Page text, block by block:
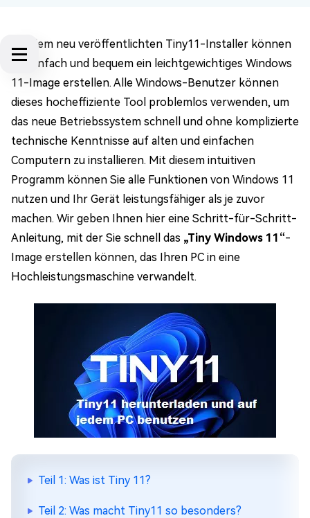
Mit dem neu veröffentlichten Tiny11-Installer können
Sie einfach und bequem ein leichtgewichtiges Windows
11-Image erstellen. Alle Windows-Benutzer können
dieses hocheffiziente Tool problemlos verwenden, um
das neue Betriebssystem schnell und ohne komplizierte
technische Kenntnisse auf alten und einfachen
Computern zu installieren. Mit diesem intuitiven
Programm können Sie alle Funktionen von Windows 11
nutzen und Ihr Gerät leistungsfähiger als je zuvor
machen. Wir geben Ihnen hier eine Schritt-für-Schritt-
Anleitung, mit der Sie schnell das „Tiny Windows 11“-
Image erstellen können, das Ihren PC in eine
Hochleistungsmaschine verwandelt.
Teil 1: Was ist Tiny 11?
Teil 2: Was macht Tiny11 so besonders?